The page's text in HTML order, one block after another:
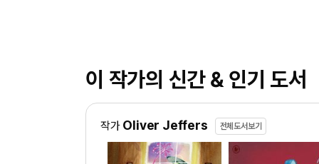
이 작가의 신간 & 인기 도서
작가 Oliver Jeffers 전체도서보기